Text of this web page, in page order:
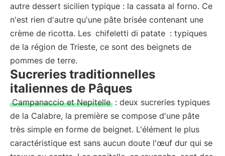
autre dessert sicilien typique : la cassata al forno. Ce
n'est rien d'autre qu'une pâte brisée contenant une
crème de ricotta. Les chifeletti di patate : typiques
de la région de Trieste, ce sont des beignets de
pommes de terre.
Sucreries traditionnelles
italiennes de Pâques
Campanaccio et Nepitelle : deux sucreries typiques
de la Calabre, la première se compose d'une pâte
très simple en forme de beignet. L'élément le plus
caractéristique est sans aucun doute l'œuf dur qui se